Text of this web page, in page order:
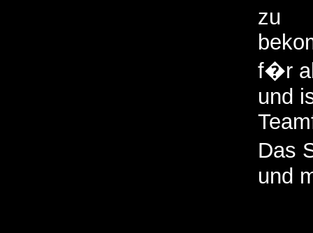
zu
f�r
und
Das
und